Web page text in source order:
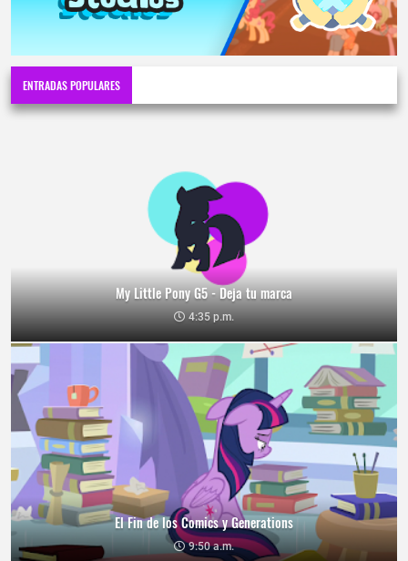
ENTRADAS POPULARES
My Little Pony G5 - Deja tu marca
4:35 p.m.
El Fin de los Comics y Generations
9:50 a.m.